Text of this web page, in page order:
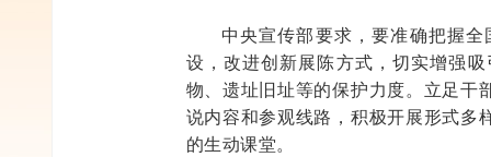
中央宣传部要求，要准确把握
设，改进创新展陈方式，切实增强
物、遗址旧址等的保护力度。立足干
说内容和参观线路，积极开展形式多
的生动课堂。